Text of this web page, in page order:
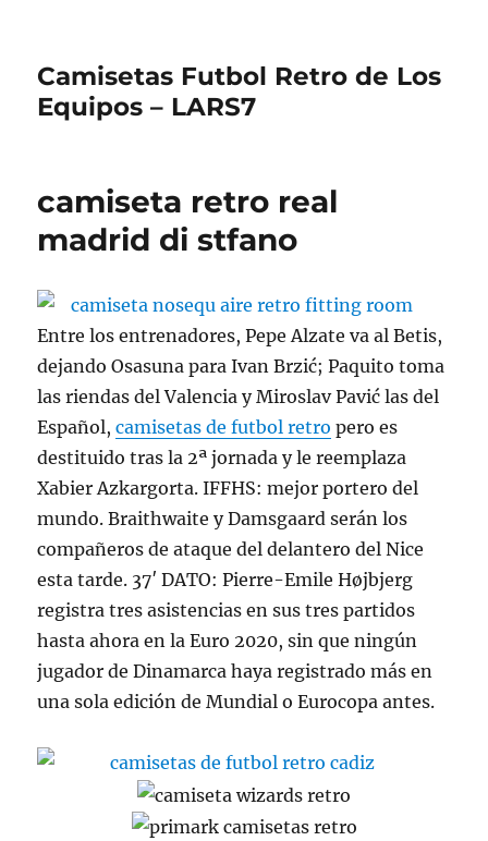
Camisetas Futbol Retro de Los
Equipos – LARS7
camiseta retro real
madrid di stfano
Entre los entrenadores, Pepe Alzate va al Betis,
dejando Osasuna para Ivan Brzić; Paquito toma
las riendas del Valencia y Miroslav Pavić las del
Español,camisetas de futbol retro pero es
destituido tras la 2ª jornada y le reemplaza
Xabier Azkargorta. IFFHS: mejor portero del
mundo. Braithwaite y Damsgaard serán los
compañeros de ataque del delantero del Nice
esta tarde. 37′ DATO: Pierre-Emile Højbjerg
registra tres asistencias en sus tres partidos
hasta ahora en la Euro 2020, sin que ningún
jugador de Dinamarca haya registrado más en
una sola edición de Mundial o Eurocopa antes.